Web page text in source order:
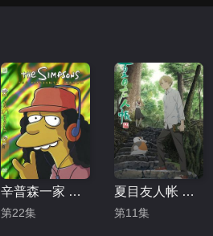
辛普森一家 第十五季
第22集
夏目友人帐 第五季
第11集